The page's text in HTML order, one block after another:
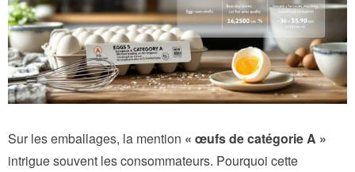
Sur les emballages, la mention « œufs de catégorie A »
intrigue souvent les consommateurs. Pourquoi cette